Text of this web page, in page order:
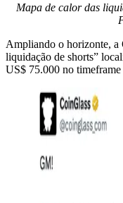
Mapa de calor das
Ampliando o horizonte, a
liquidação de shorts”
US$ 75.000 no timeframe